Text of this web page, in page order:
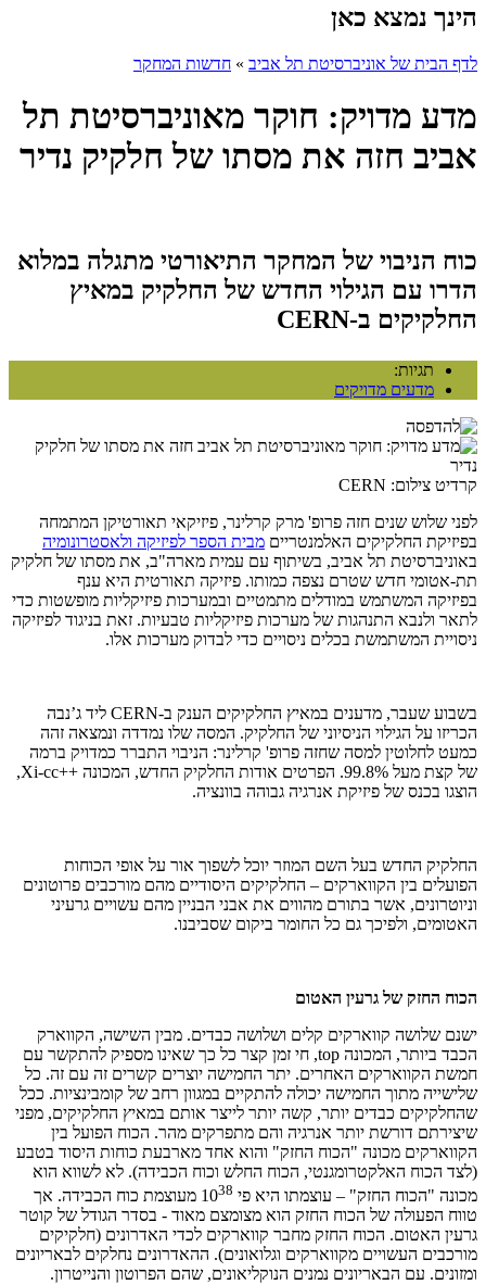
הינך נמצא כאן
לדף הבית של אוניברסיטת תל אביב » חדשות המחקר
מדע מדויק: חוקר מאוניברסיטת תל
אביב חזה את מסתו של חלקיק נדיר
כוח הניבוי של המחקר התיאורטי מתגלה במלוא
הדרו עם הגילוי החדש של החלקיק במאיץ
החלקיקים ב-CERN
תגיות:
מדעים מדויקים
קרדיט צילום: CERN
לפני שלוש שנים חזה פרופ' מרק קרלינר, פיזיקאי תאורטיקן המתמחה
בפיזיקת החלקיקים האלמנטריים מבית הספר לפיזיקה ולאסטרונומיה
באוניברסיטת תל אביב, בשיתוף עם עמית מארה"ב, את מסתו של חלקיק
תת-אטומי חדש שטרם נצפה כמותו. פיזיקה תאורטית היא ענף
בפיזיקה המשתמש במודלים מתמטיים ובמערכות פיזיקליות מופשטות כדי
לתאר ולנבא התנהגות של מערכות פיזיקליות טבעיות. זאת בניגוד לפיזיקה
ניסויית המשתמשת בכלים ניסויים כדי לבדוק מערכות אלו.
בשבוע שעבר, מדענים במאיץ החלקיקים הענק ב-CERN ליד ג’נבה
הכריזו על הגילוי הניסיוני של החלקיק. המסה שלו נמדדה ונמצאה זהה
כמעט לחלוטין למסה שחזה פרופ' קרלינר: הניבוי התברר כמדויק ברמה
של קצת מעל 99.8%. הפרטים אודות החלקיק החדש, המכונה ++Xi-cc
,
הוצגו בכנס של פיזיקת אנרגיה גבוהה בוונציה.
החלקיק החדש בעל השם המוזר יוכל לשפוך אור על אופי הכוחות
הפועלים בין הקווארקים – החלקיקים היסודיים מהם מורכבים פרוטונים
וניוטרונים, אשר בתורם מהווים את אבני הבניין מהם עשויים גרעיני
האטומים, ולפיכך גם כל החומר ביקום שסביבנו.
הכוח החזק של גרעין האטום
ישנם שלושה קווארקים קלים ושלושה כבדים. מבין השישה, הקווארק
הכבד ביותר, המכונה top, חי זמן קצר כל כך שאינו מספיק להתקשר עם
חמשת הקווארקים האחרים. יתר החמישה יוצרים קשרים זה עם זה. כל
שלישייה מתוך החמישה יכולה להתקיים במגוון רחב של קומבינציות. ככל
שהחלקיקים כבדים יותר, קשה יותר לייצר אותם במאיץ החלקיקים, מפני
שיצירתם דורשת יותר אנרגיה והם מתפרקים מהר. הכוח הפועל בין
הקווארקים מכונה "הכוח החזק" והוא אחד מארבעת כוחות היסוד בטבע
(לצד הכוח האלקטרומגנטי, הכוח החלש וכוח הכבידה). לא לשווא הוא
מכונה "הכוח החזק" – עוצמתו היא פי
1038
‎ מעוצמת כוח הכבידה. אך
טווח הפעולה של הכוח החזק הוא מצומצם מאוד - בסדר הגודל של קוטר
גרעין האטום. הכוח החזק מחבר קווארקים לכדי האדרונים (חלקיקים
מורכבים העשויים מקווארקים וגלואונים). ההאדרונים נחלקים לבאריונים
ומזונים. עם הבאריונים נמנים הנוקליאונים, שהם הפרוטון והנייטרון.